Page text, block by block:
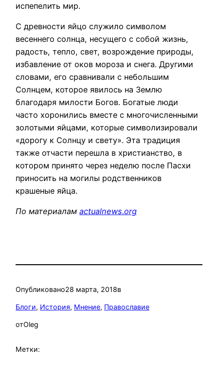
испепелить мир.
С древности яйцо служило символом
весеннего солнца, несущего с собой жизнь,
радость, тепло, свет, возрождение природы,
избавление от оков мороза и снега. Другими
словами, его сравнивали с небольшим
Солнцем, которое явилось на Землю
благодаря милости Богов. Богатые люди
часто хоронились вместе с многочисленными
золотыми яйцами, которые символизировали
«дорогу к Солнцу и свету». Эта традиция
также отчасти перешла в христианство, в
котором принято через неделю после Пасхи
приносить на могилы родственников
крашеные яйца.
По материалам actualnews.org
Опубликовано28 марта, 2018в
Блоги, История, Мнение, Православие
отOleg
Метки: